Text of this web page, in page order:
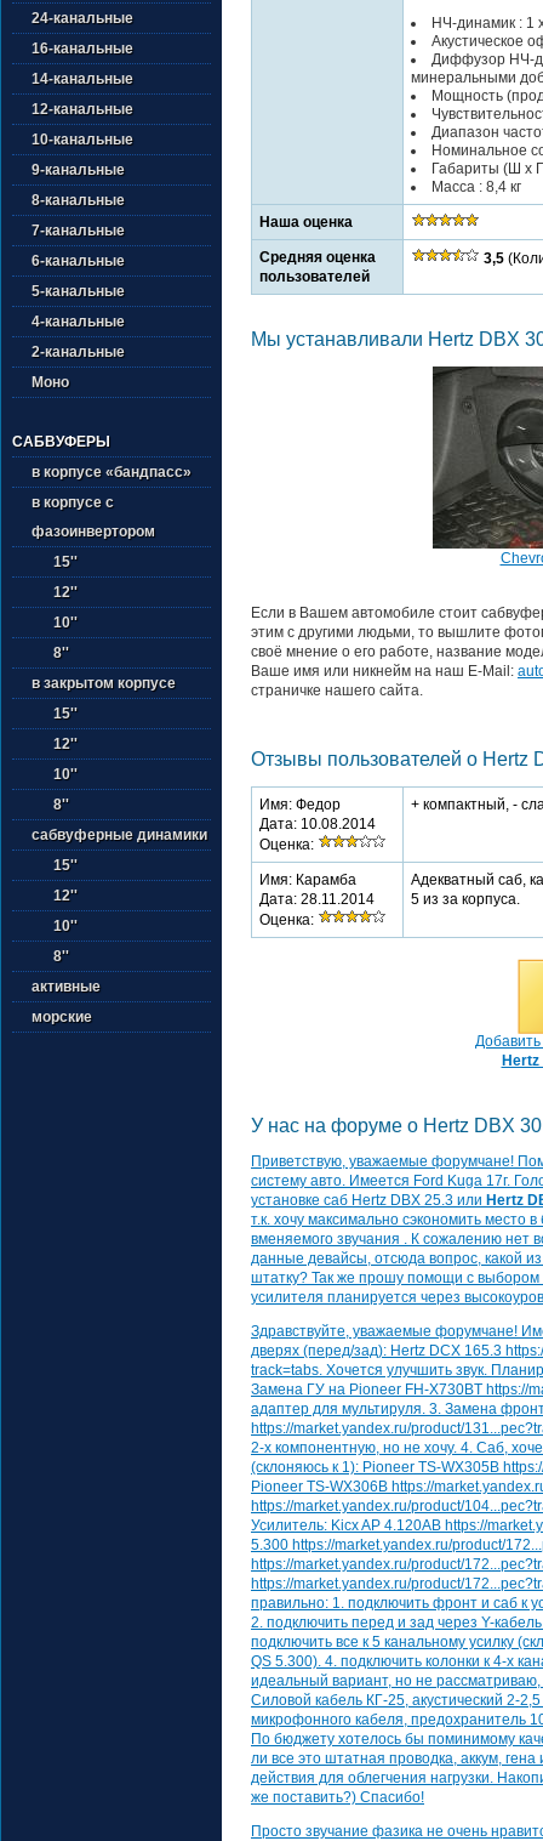
24-канальные
16-канальные
14-канальные
12-канальные
10-канальные
9-канальные
8-канальные
7-канальные
6-канальные
5-канальные
4-канальные
2-канальные
Моно
САБВУФЕРЫ
в корпусе «бандпасс»
в корпусе с
фазоинвертором
15''
12''
10''
8''
в закрытом корпусе
15''
12''
10''
8''
сабвуферные динамики
15''
12''
10''
8''
активные
морские
НЧ-динамик : 1
Акустическое
Диффузор НЧ-
минеральными
Мощность
Диапазон
Номинальное
Габариты (Ш х
Масса : 8,4 кг
Наша оценка
Средняя оценка
пользователей
3,5
Мы устанавливали Hertz DBX
Если в Вашем автомобиле стоит
этим с другими людьми, то вышлите
своё мнение о его работе, название
Ваше имя или никнейм на наш E-Mail:
страничке нашего сайта.
Отзывы пользователей о Hertz
Имя: Федор
Дата: 10.08.2014
Оценка:
+ компактный, -
Имя: Карамба
Дата: 28.11.2014
Оценка:
Адекватный саб,
5 из за корпуса.
Hertz
У нас на форуме о Hertz DBX
Приветствую, уважаемые форумчане!
систему авто. Имеется Ford Kuga 17г.
установке саб Hertz DBX 25.3 или Hertz
т.к. хочу максимально сэкономить место
вменяемого звучания . К сожалению нет
данные девайсы, отсюда вопрос, какой
штатку? Так же прошу помощи с
усилителя планируется через
Здравствуйте, уважаемые форумчане!
дверях (перед/зад): Hertz DCX 165.3
track=tabs. Хочется улучшить звук.
Замена ГУ на Pioneer FH-X730BT https://
адаптер для мультируля. 3. Замена
https://market.yandex.ru/product/
2-х компонентную, но не хочу. 4. Саб,
(склоняюсь к 1): Pioneer TS-WX305B
Pioneer TS-WX306B https://
https://market.yandex.ru/product/
Усилитель: Kicx AP 4.120AB https://
5.300 https://market.yandex.ru/product/
https://market.yandex.ru/product/
https://market.yandex.ru/product/
правильно: 1. подключить фронт и саб к
2. подключить перед и зад через Y-
подключить все к 5 канальному усилку
QS 5.300). 4. подключить колонки к 4-х
идеальный вариант, но не
Силовой кабель КГ-25, акустический 2-
микрофонного кабеля, предохранитель
По бюджету хотелось бы поминимому
ли все это штатная проводка, аккум,
действия для облегчения нагрузки.
же поставить?) Спасибо!
Просто звучание фазика не очень